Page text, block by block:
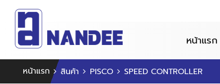
หน้าแรก
หน้าแรก สินค้า PISCO SPEED CONTROLLER